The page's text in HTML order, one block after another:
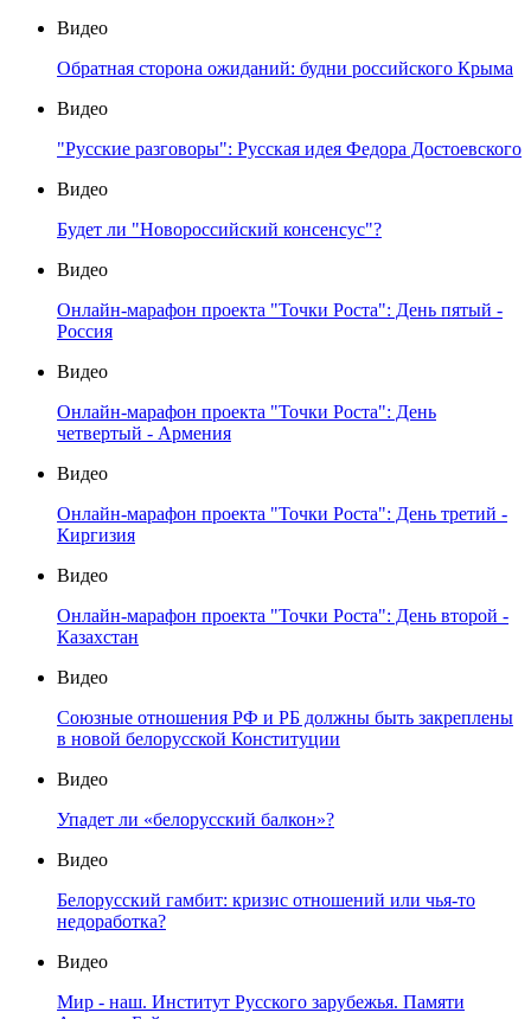
Видео
Обратная сторона ожиданий: будни российского Крыма
Видео
"Русские разговоры": Русская идея Федора Достоевского
Видео
Будет ли "Новороссийский консенсус"?
Видео
Онлайн-марафон проекта "Точки Роста": День пятый -
Россия
Видео
Онлайн-марафон проекта "Точки Роста": День
четвертый - Армения
Видео
Онлайн-марафон проекта "Точки Роста": День третий -
Киргизия
Видео
Онлайн-марафон проекта "Точки Роста": День второй -
Казахстан
Видео
Союзные отношения РФ и РБ должны быть закреплены
в новой белорусской Конституции
Видео
Упадет ли «белорусский балкон»?
Видео
Белорусский гамбит: кризис отношений или чья-то
недоработка?
Видео
Мир - наш. Институт Русского зарубежья. Памяти